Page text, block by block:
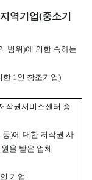
역기업(중소기
범위)에 의한 속하는
1인 창조기업)
작권서비스센터 승
)에 대한 저작권 사
을 받은 업체
기업